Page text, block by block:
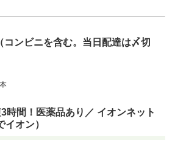
コンビニを含む。当日配達は〆切
間！医薬品あり／ イオンネット
オン）